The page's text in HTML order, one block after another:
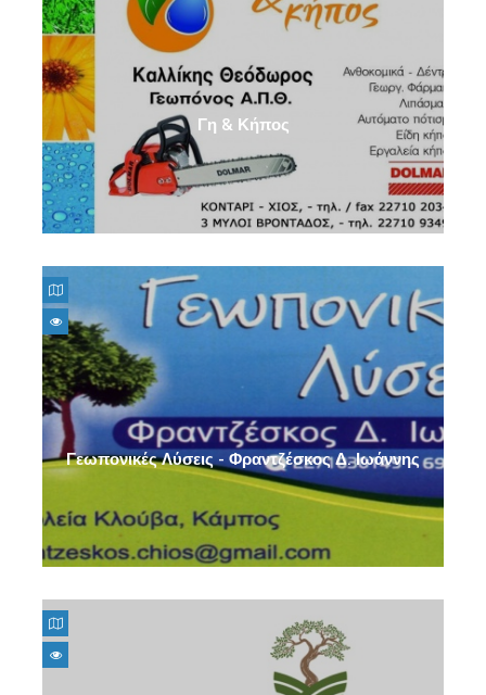
Γη & Κήπος
Γεωπονικές Λύσεις - Φραντζέσκος Δ. Ιωάννης